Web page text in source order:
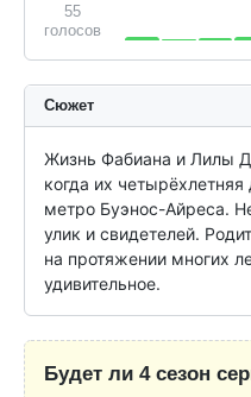
55
голосов
Сюжет
Жизнь Фабиана и Лилы
когда их
метро Буэнос-Айреса.
улик и свидетелей.
на протяжении многих
удивительное.
Будет ли 4 сезон